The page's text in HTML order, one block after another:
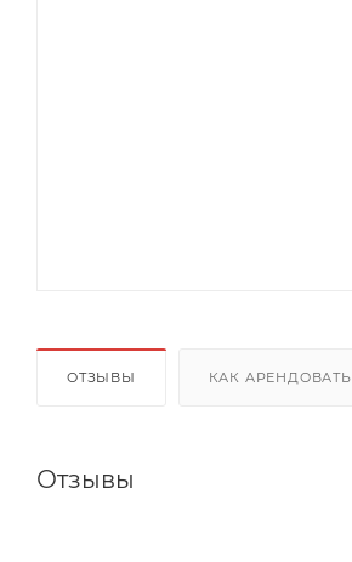
ОТЗЫВЫ КАК АРЕНДОВАТЬ
Отзывы